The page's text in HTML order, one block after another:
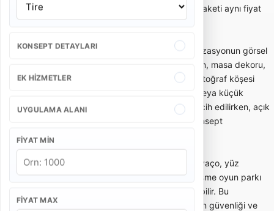
KONSEPT DETAYLARI
EK HIZMETLER
UYGULAMA ALANI
FIYAT MIN
FIYAT MAX
eğlence akışını içeren kapsamlı sünnet paketi aynı fiyat
aralığında olmaz.
Sünnet tahtı ve konsept süsleme, organizasyonun görsel
merkezini oluşturur. Taht modeli, arka fon, masa dekoru,
balon/ışık kullanımı, karşılama alanı ve fotoğraf köşesi
mekanın ölçüsüne göre seçilmelidir. Ev veya küçük
salonlarda daha kompakt kurulumlar tercih edilirken, açık
alan ve büyük salonlarda daha geniş konsept
uygulanabilir.
Çocuk eğlencesi tarafında animatör, palyaço, yüz
boyama, yarışmalar, maskot karakter, şişme oyun parkı
veya mini show gibi seçenekler kullanılabilir. Bu
hizmetlerde yaş grubu, çocuk sayısı, alan güvenliği ve